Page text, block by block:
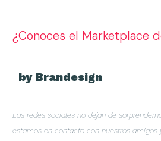
¿Conoces el Marketplace
by Brandesign
Las redes sociales no dejan de
estamos en contacto con nuestros amigos